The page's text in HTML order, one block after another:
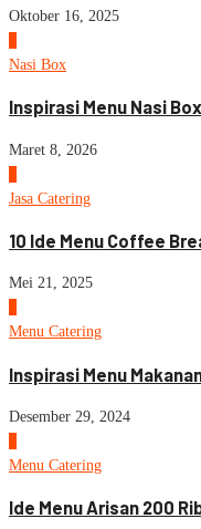
Oktober 16, 2025
Nasi Box
Inspirasi Menu Nasi
Maret 8, 2026
Jasa Catering
10 Ide Menu Coffee
Mei 21, 2025
Menu Catering
Inspirasi Menu
Desember 29, 2024
Menu Catering
Ide Menu Arisan 200